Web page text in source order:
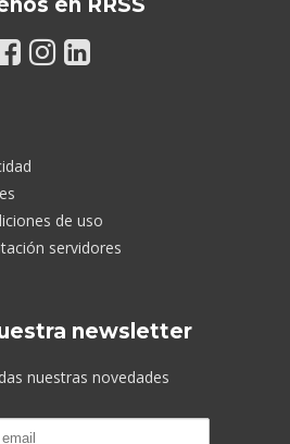
de uso
servidores
newsletter
nuestras novedades